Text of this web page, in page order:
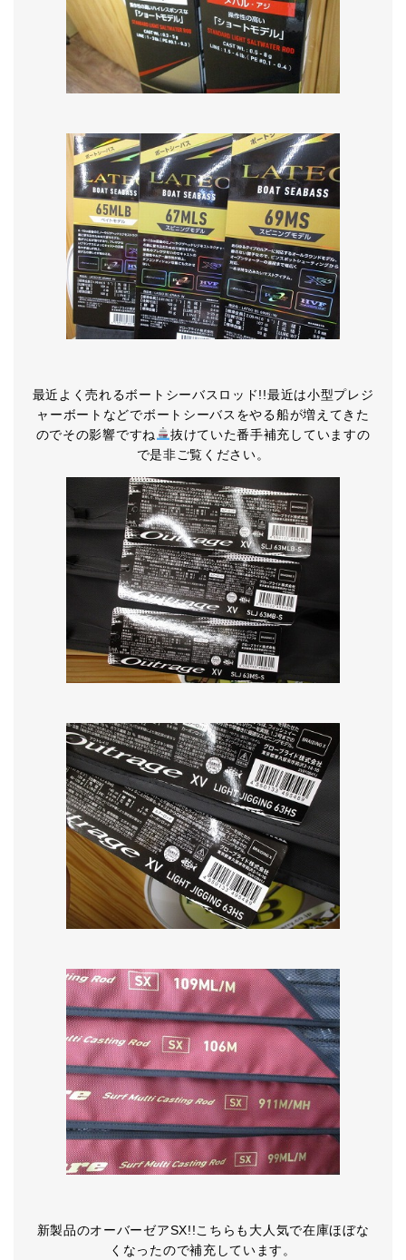
最近よく売れるボートシーバスロッド!!最近は小型プレジ
ャーボートなどでボートシーバスをやる船が増えてきた
のでその影響ですね
抜けていた番手補充していますの
で是非ご覧ください。
新製品のオーバーゼアSX!!こちらも大人気で在庫ほぼな
くなったので補充しています。